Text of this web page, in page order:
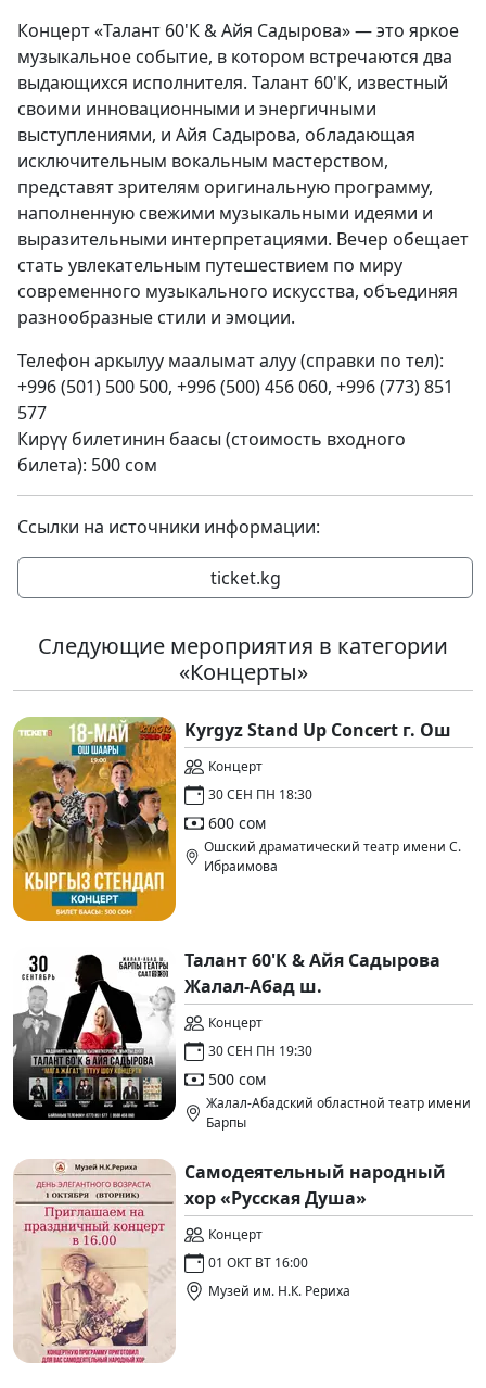
Концерт «Талант 60'К & Айя Садырова» — это яркое
музыкальное событие, в котором встречаются два
выдающихся исполнителя. Талант 60'К, известный
своими инновационными и энергичными
выступлениями, и Айя Садырова, обладающая
исключительным вокальным мастерством,
представят зрителям оригинальную программу,
наполненную свежими музыкальными идеями и
выразительными интерпретациями. Вечер обещает
стать увлекательным путешествием по миру
современного музыкального искусства, объединяя
разнообразные стили и эмоции.
Телефон аркылуу маалымат алуу (справки по тел):
+996 (501) 500 500, +996 (500) 456 060, +996 (773) 851
577
Кирүү билетинин баасы (стоимость входного
билета): 500 сом
Ссылки на источники информации:
ticket.kg
Следующие мероприятия в категории
«Концерты»
Kyrgyz Stand Up Concert г. Ош
Концерт
30 СЕН ПН 18:30
600 сом
Ошский драматический театр имени С.
Ибраимова
Талант 60'К & Айя Садырова
Жалал-Абад ш.
Концерт
30 СЕН ПН 19:30
500 сом
Жалал-Абадский областной театр имени
Барпы
Самодеятельный народный
хор «Русская Душа»
Концерт
01 ОКТ ВТ 16:00
Музей им. Н.К. Рериха